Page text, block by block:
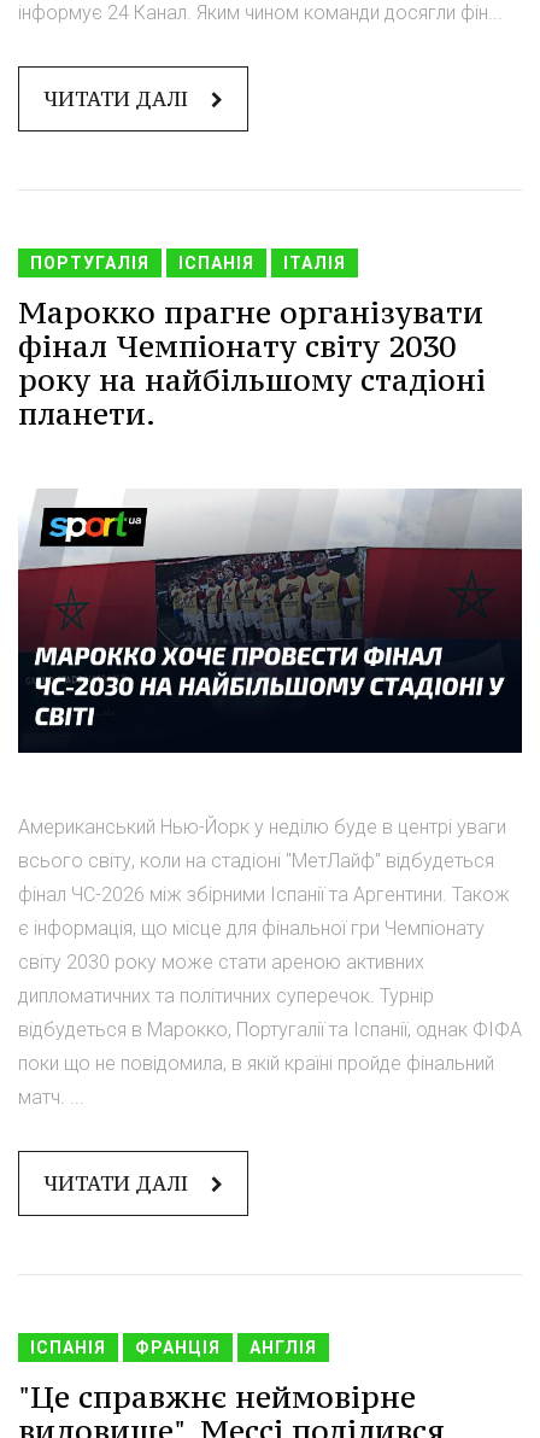
інформує 24 Канал. Яким чином команди досягли фін...
ЧИТАТИ ДАЛІ
ПОРТУГАЛІЯ ІСПАНІЯ ІТАЛІЯ
Марокко прагне організувати
фінал Чемпіонату світу 2030
року на найбільшому стадіоні
планети.
Американський Нью-Йорк у неділю буде в центрі уваги
всього світу, коли на стадіоні "МетЛайф" відбудеться
фінал ЧС-2026 між збірними Іспанії та Аргентини. Також
є інформація, що місце для фінальної гри Чемпіонату
світу 2030 року може стати ареною активних
дипломатичних та політичних суперечок. Турнір
відбудеться в Марокко, Португалії та Іспанії, однак ФІФА
поки що не повідомила, в якій країні пройде фінальний
матч. ...
ЧИТАТИ ДАЛІ
ІСПАНІЯ ФРАНЦІЯ АНГЛІЯ
"Це справжнє неймовірне
видовище". Мессі поділився